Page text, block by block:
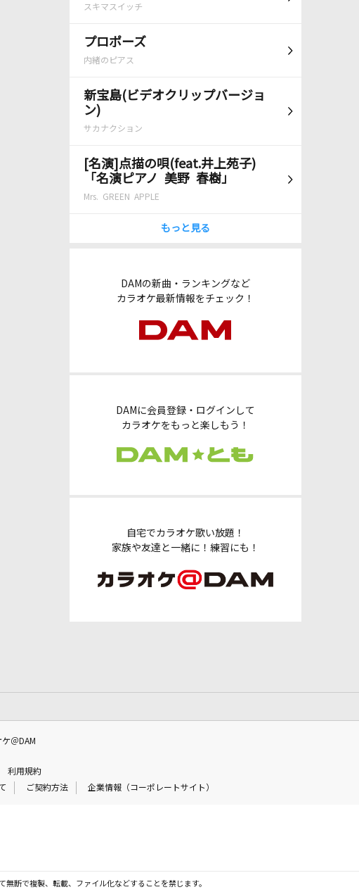
スキマスイッチ
プロポーズ
内緒のピアス
新宝島(ビデオクリップバージョ
ン)
サカナクション
[名演]点描の唄(feat.井上苑子)
「名演ピアノ 美野 春樹」
Mrs. GREEN APPLE
もっと見る
DAMの新曲・ランキングなど
カラオケ最新情報をチェック！
DAMに会員登録・ログインして
カラオケをもっと楽しもう！
自宅でカラオケ歌い放題！
家族や友達と一緒に！練習にも！
＠DAM
利用規約
ご契約方法 企業情報（コーポレートサイト）
断で複製、転載、ファイル化などすることを禁じます。